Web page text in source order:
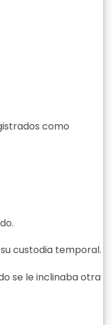
como
custodia temporal.
se le inclinaba otra